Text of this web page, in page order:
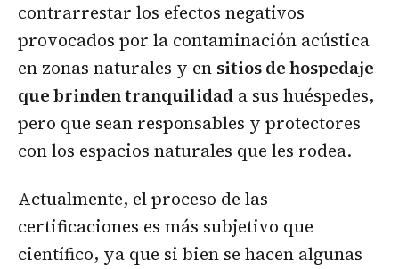
contrarrestar los efectos negativos
provocados por la contaminación acústica
en zonas naturales y en sitios de hospedaje
que brinden tranquilidad a sus huéspedes,
pero que sean responsables y protectores
con los espacios naturales que les rodea.
Actualmente, el proceso de las
certificaciones es más subjetivo que
científico, ya que si bien se hacen algunas